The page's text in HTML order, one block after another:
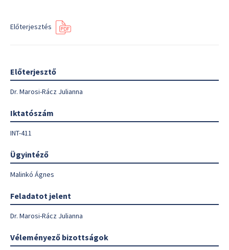
Előterjesztés
Előterjesztő
Dr. Marosi-Rácz Julianna
Iktatószám
INT-411
Ügyintéző
Malinkó Ágnes
Feladatot jelent
Dr. Marosi-Rácz Julianna
Véleményező bizottságok